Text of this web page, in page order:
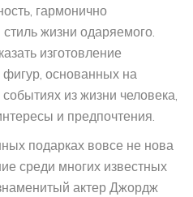
гармонично
жизни одаряемого.
изготовление
основанных на
из жизни человека,
и предпочтения.
подарках вовсе не нова
среди многих известных
актер Джордж